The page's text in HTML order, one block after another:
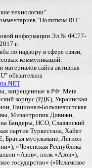
технологии"
"Политком.RU"
информации Эл № ФС77-
г.
по надзору в сфере связи,
коммуникаций.
сайта активная
обязательна
запрещенные в РФ: Meta
корпус (РДК), Украинская
Национал-Большевистская
Мизантропик Дивижн,
Бандеры, НСО, Славянский
партия Туркестана, Хайят
мусульмане, Легион
«Чеченская Республика
«Азов», полк «Азов»),
государство» («Исламское